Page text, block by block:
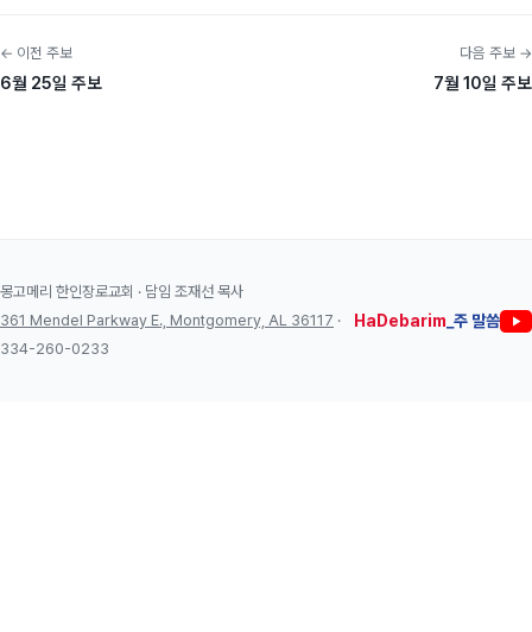
← 이전 주보
6월 25일 주보
다음 주보 →
7월 10일 주보
몽고메리 한인장로교회 · 담임 조재선 목사
361 Mendel Parkway E., Montgomery, AL 36117 ·
334-260-0233
HaDebarim _주 말씀